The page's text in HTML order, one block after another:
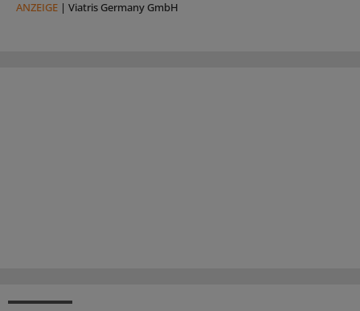
ANZEIGE | Viatris Germany GmbH